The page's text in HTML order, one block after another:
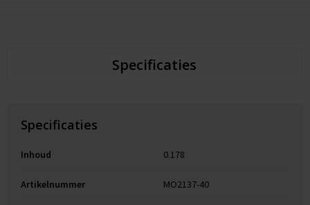
Specificaties
Specificaties
Inhoud 0.178
Artikelnummer MO2137-40